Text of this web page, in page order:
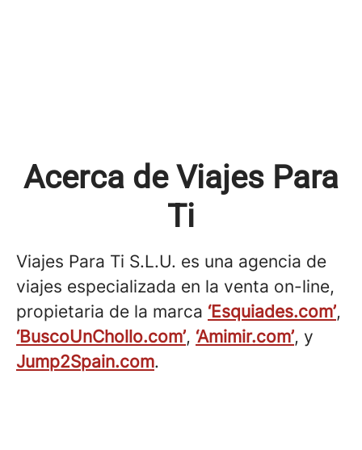
Acerca de Viajes Para
Ti
Viajes Para Ti S.L.U. es una agencia de
viajes especializada en la venta on-line,
propietaria de la marca ‘Esquiades.com’,
‘BuscoUnChollo.com’, ‘Amimir.com’, y
Jump2Spain.com.